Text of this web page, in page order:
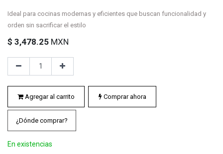
Ideal para cocinas modernas y eficientes que buscan funcionalidad y
orden sin sacrificar el estilo
$ 3,478.25 MXN
Agregar al carrito Comprar ahora
¿Dónde comprar?
En existencias